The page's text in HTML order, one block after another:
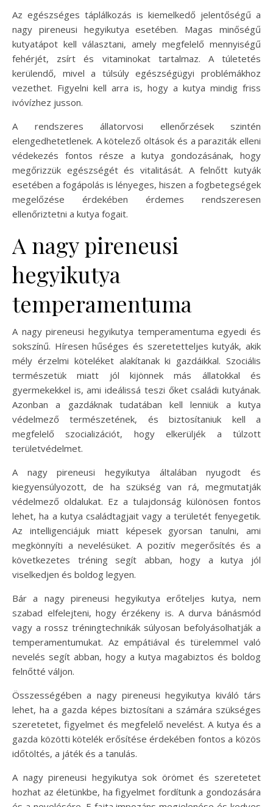
Az egészséges táplálkozás is kiemelkedő jelentőségű a
nagy pireneusi hegyikutya esetében. Magas minőségű
kutyatápot kell választani, amely megfelelő mennyiségű
fehérjét, zsírt és vitaminokat tartalmaz. A túletetés
kerülendő, mivel a túlsúly egészségügyi problémákhoz
vezethet. Figyelni kell arra is, hogy a kutya mindig friss
ivóvízhez jusson.
A rendszeres állatorvosi ellenőrzések szintén
elengedhetetlenek. A kötelező oltások és a paraziták elleni
védekezés fontos része a kutya gondozásának, hogy
megőrizzük egészségét és vitalitását. A felnőtt kutyák
esetében a fogápolás is lényeges, hiszen a fogbetegségek
megelőzése érdekében érdemes rendszeresen
ellenőriztetni a kutya fogait.
A nagy pireneusi
hegyikutya
temperamentuma
A nagy pireneusi hegyikutya temperamentuma egyedi és
sokszínű. Híresen hűséges és szeretetteljes kutyák, akik
mély érzelmi köteléket alakítanak ki gazdáikkal. Szociális
természetük miatt jól kijönnek más állatokkal és
gyermekekkel is, ami ideálissá teszi őket családi kutyának.
Azonban a gazdáknak tudatában kell lenniük a kutya
védelmező természetének, és biztosítaniuk kell a
megfelelő szocializációt, hogy elkerüljék a túlzott
területvédelmet.
A nagy pireneusi hegyikutya általában nyugodt és
kiegyensúlyozott, de ha szükség van rá, megmutatják
védelmező oldalukat. Ez a tulajdonság különösen fontos
lehet, ha a kutya családtagjait vagy a területét fenyegetik.
Az intelligenciájuk miatt képesek gyorsan tanulni, ami
megkönnyíti a nevelésüket. A pozitív megerősítés és a
következetes tréning segít abban, hogy a kutya jól
viselkedjen és boldog legyen.
Bár a nagy pireneusi hegyikutya erőteljes kutya, nem
szabad elfelejteni, hogy érzékeny is. A durva bánásmód
vagy a rossz tréningtechnikák súlyosan befolyásolhatják a
temperamentumukat. Az empátiával és türelemmel való
nevelés segít abban, hogy a kutya magabiztos és boldog
felnőtté váljon.
Összességében a nagy pireneusi hegyikutya kiváló társ
lehet, ha a gazda képes biztosítani a számára szükséges
szeretetet, figyelmet és megfelelő nevelést. A kutya és a
gazda közötti kötelék erősítése érdekében fontos a közös
időtöltés, a játék és a tanulás.
A nagy pireneusi hegyikutya sok örömet és szeretetet
hozhat az életünkbe, ha figyelmet fordítunk a gondozására